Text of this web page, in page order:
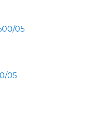
05